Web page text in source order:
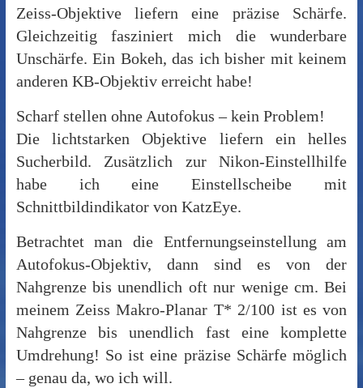
Zeiss-Objektive liefern eine präzise Schärfe.
Gleichzeitig fasziniert mich die wunderbare
Unschärfe. Ein Bokeh, das ich bisher mit keinem
anderen KB-Objektiv erreicht habe!
Scharf stellen ohne Autofokus – kein Problem!
Die lichtstarken Objektive liefern ein helles
Sucherbild. Zusätzlich zur Nikon-Einstellhilfe
habe ich eine Einstellscheibe mit
Schnittbildindikator von KatzEye.
Betrachtet man die Entfernungseinstellung am
Autofokus-Objektiv, dann sind es von der
Nahgrenze bis unendlich oft nur wenige cm. Bei
meinem Zeiss Makro-Planar T* 2/100 ist es von
Nahgrenze bis unendlich fast eine komplette
Umdrehung! So ist eine präzise Schärfe möglich
– genau da, wo ich will.